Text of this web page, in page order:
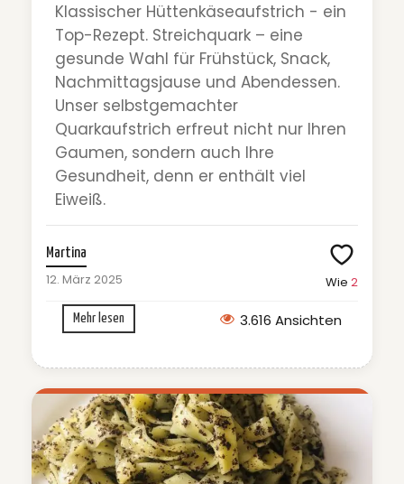
Klassischer Hüttenkäseaufstrich - ein
Top-Rezept. Streichquark – eine
gesunde Wahl für Frühstück, Snack,
Nachmittagsjause und Abendessen.
Unser selbstgemachter
Quarkaufstrich erfreut nicht nur Ihren
Gaumen, sondern auch Ihre
Gesundheit, denn er enthält viel
Eiweiß.
Martina
12. März 2025 Wie 2
Mehr lesen 3.616 Ansichten